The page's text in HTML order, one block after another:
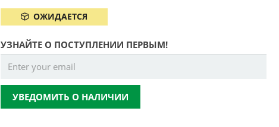
ОЖИДАЕТСЯ
УЗНАЙТЕ О ПОСТУПЛЕНИИ ПЕРВЫМ!
УВЕДОМИТЬ О НАЛИЧИИ